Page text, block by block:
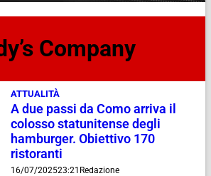
Company
ATTUALITÀ
A due passi da Como arriva il
colosso statunitense degli
hamburger. Obiettivo 170
ristoranti
16/07/202523:21 Redazione